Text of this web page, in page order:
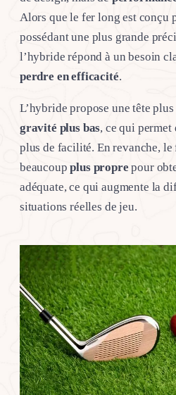
Alors que le fer long est conçu
possédant une plus grande
l’hybride répond à un besoin
perdre en efficacité.
L’hybride propose une tête
gravité plus bas, ce qui permet
plus de facilité. En revanche,
beaucoupplus propre pour
adéquate, ce qui augmente la
situations réelles de jeu.